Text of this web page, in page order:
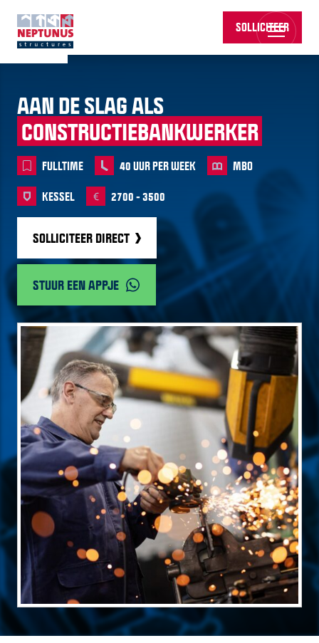
AAN DE SLAG ALS
CONSTRUCTIEBANKWERKER
FULLTIME 40 UUR PER WEEK MBO
KESSEL 2700 - 3500
SOLLICITEER DIRECT
STUUR EEN APPJE
SOLLICITEER